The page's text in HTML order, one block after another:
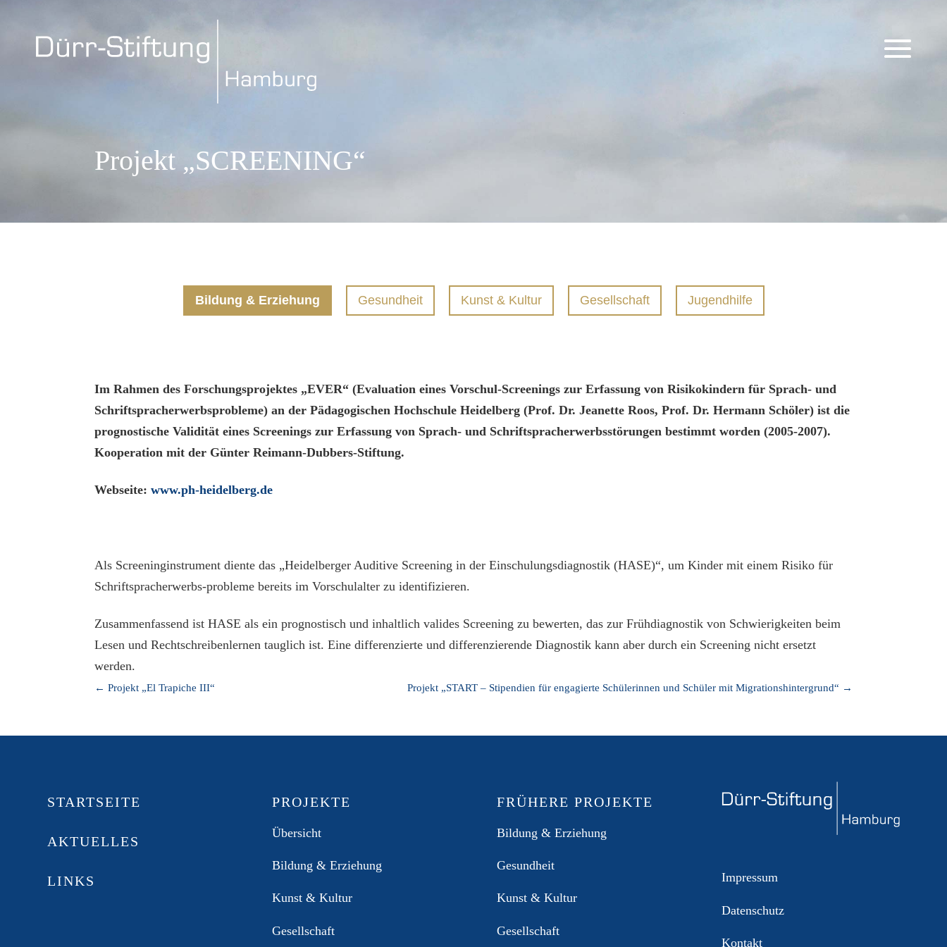
Projekt „SCREENING“
Bildung & Erziehung Gesundheit Kunst & Kultur Gesellschaft Jugendhilfe
Im Rahmen des Forschungsprojektes „EVER“ (Evaluation eines Vorschul-Screenings zur Erfassung von Risikokindern für Sprach- und
Schriftspracherwerbsprobleme) an der Pädagogischen Hochschule Heidelberg (Prof. Dr. Jeanette Roos, Prof. Dr. Hermann Schöler) ist die
prognostische Validität eines Screenings zur Erfassung von Sprach- und Schriftspracherwerbsstörungen bestimmt worden (2005-2007).
Kooperation mit der Günter Reimann-Dubbers-Stiftung.
Webseite: www.ph-heidelberg.de
Als Screeninginstrument diente das „Heidelberger Auditive Screening in der Einschulungsdiagnostik (HASE)“, um Kinder mit einem Risiko für
Schriftspracherwerbs-probleme bereits im Vorschulalter zu identifizieren.
Zusammenfassend ist HASE als ein prognostisch und inhaltlich valides Screening zu bewerten, das zur Frühdiagnostik von Schwierigkeiten beim
Lesen und Rechtschreibenlernen tauglich ist. Eine differenzierte und differenzierende Diagnostik kann aber durch ein Screening nicht ersetzt
werden.
←Projekt „El Trapiche III“ Projekt „START – Stipendien für engagierte Schülerinnen und Schüler mit Migrationshintergrund“ →
STARTSEITE
AKTUELLES
LINKS
PROJEKTE
Übersicht
Bildung & Erziehung
Kunst & Kultur
Gesellschaft
FRÜHERE PROJEKTE
Bildung & Erziehung
Gesundheit
Kunst & Kultur
Gesellschaft
Impressum
Datenschutz
Kontakt